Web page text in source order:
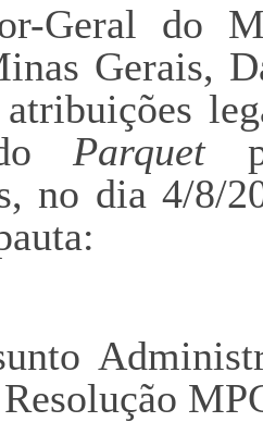
Geral do
Gerais,
Parquet
no dia 4/8/